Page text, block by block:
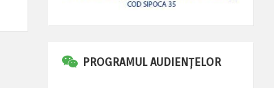
PROGRAMUL AUDIENȚELOR